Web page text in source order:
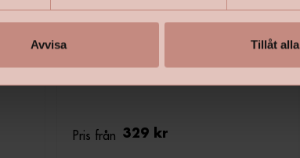
Avvisa Tillåt alla
Pris från 329 kr